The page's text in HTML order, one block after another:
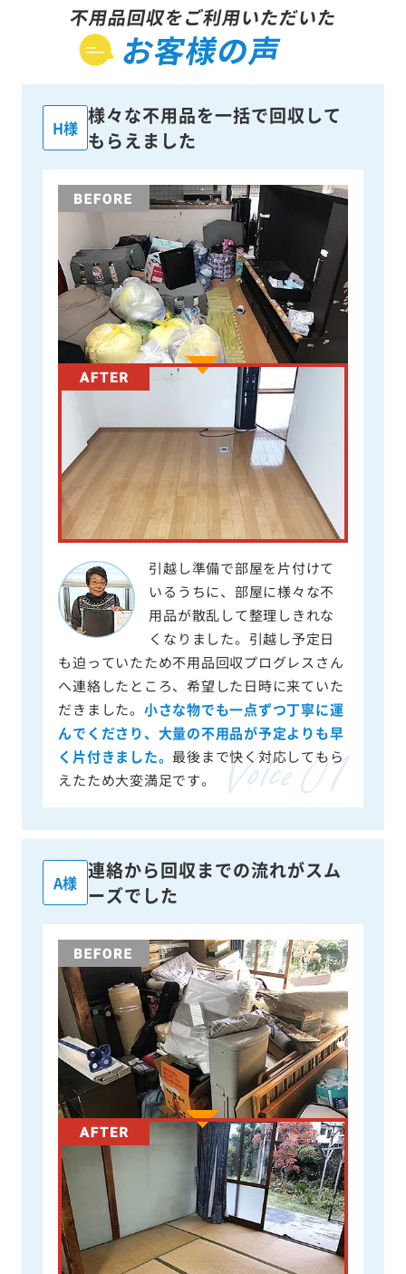
不用品回収をご利用いただいた
お客様の声
H様
様々な不用品を一括で回収して
もらえました
引越し準備で部屋を片付けて
いるうちに、部屋に様々な不
用品が散乱して整理しきれな
くなりました。引越し予定日
も迫っていたため不用品回収プログレスさん
へ連絡したところ、希望した日時に来ていた
だきました。 小さな物でも一点ずつ丁寧に運
んでくださり、大量の不用品が予定よりも早
く片付きました。 最後まで快く対応してもら
えたため大変満足です。
A様
連絡から回収までの流れがスム
ーズでした